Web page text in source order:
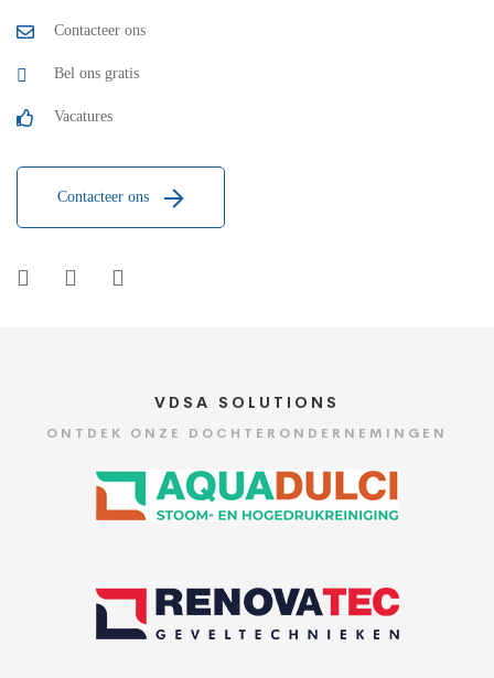
Contacteer ons
Bel ons gratis
Vacatures
Contacteer ons
VDSA SOLUTIONS
ONTDEK ONZE DOCHTERONDERNEMINGEN